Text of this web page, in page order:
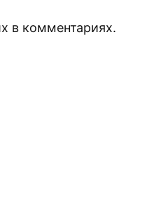
в комментариях.